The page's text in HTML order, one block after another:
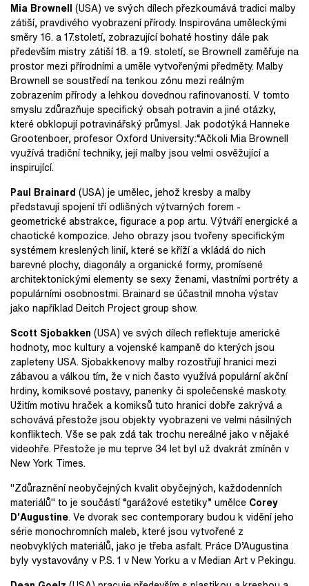
Mia Brownell (USA) ve svých dílech přezkoumává tradici malby
zátiší, pravdivého vyobrazení přírody. Inspirována uměleckými
směry 16. a 17.století, zobrazující bohaté hostiny dále pak
především mistry zátiší 18. a 19. století, se Brownell zaměřuje na
prostor mezi přírodními a uměle vytvořenými předměty. Malby
Brownell se soustředí na tenkou zónu mezi reálným
zobrazením přírody a lehkou dovednou rafinovaností. V tomto
smyslu zdůrazňuje specifický obsah potravin a jiné otázky,
které obklopují potravinářský průmysl. Jak podotýká Hanneke
Grootenboer, profesor Oxford University:“Ačkoli Mia Brownell
využívá tradiční techniky, její malby jsou velmi osvěžující a
inspirující.
Paul Brainard (USA) je umělec, jehož kresby a malby
představují spojení tří odlišných výtvarných forem -
geometrické abstrakce, figurace a pop artu. Výtváří energické a
chaotické kompozice. Jeho obrazy jsou tvořeny specifickým
systémem kreslených linií, které se kříží a vkládá do nich
barevné plochy, diagonály a organické formy, promísené
architektonickými elementy se sexy ženami, vlastními portréty a
populárními osobnostmi. Brainard se účastnil mnoha výstav
jako například Deitch Project group show.
Scott Sjobakken (USA) ve svých dílech reflektuje americké
hodnoty, moc kultury a vojenské kampaně do kterých jsou
zapleteny USA. Sjobakkenovy malby rozostřují hranici mezi
zábavou a válkou tím, že v nich často využívá populární akční
hrdiny, komiksové postavy, panenky či společenské maskoty.
Užitím motivu hraček a komiksů tuto hranici dobře zakrývá a
schovává přestože jsou objekty vyobrazeni ve velmi násilných
konfliktech. Vše se pak zdá tak trochu nereálné jako v nějaké
videohře. Přestože je mu teprve 34 let byl už dvakrát zmíněn v
New York Times.
"Zdůraznění neobyčejných kvalit obyčejných, každodenních
materiálů" to je součástí “garážové estetiky” umělce Corey
D'Augustine. Ve dvorak sec contemporary budou k vidění jeho
série monochromních maleb, které jsou vytvořené z
neobvyklých materiálů, jako je třeba asfalt. Práce D’Augustina
byly vystavovány v P.S. 1 v New Yorku a v Median Art v Pekingu.